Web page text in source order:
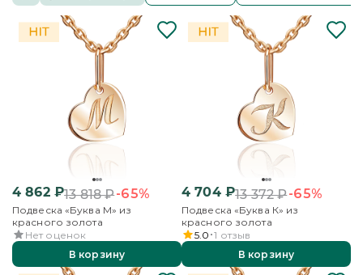
4 862₽13 818₽-65%
Подвеска «Буква М» из
красного золота
Нет оценок
В корзину
4 704₽13 372₽-65%
Подвеска «Буква К» из
красного золота
5.0 1 отзыв
В корзину